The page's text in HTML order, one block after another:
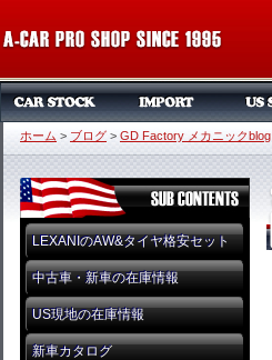
ホーム > ブログ > GD Factory メカニックblog
LEXANIのAW&タイヤ格安セット
中古車・新車の在庫情報
US現地の在庫情報
新車カタログ